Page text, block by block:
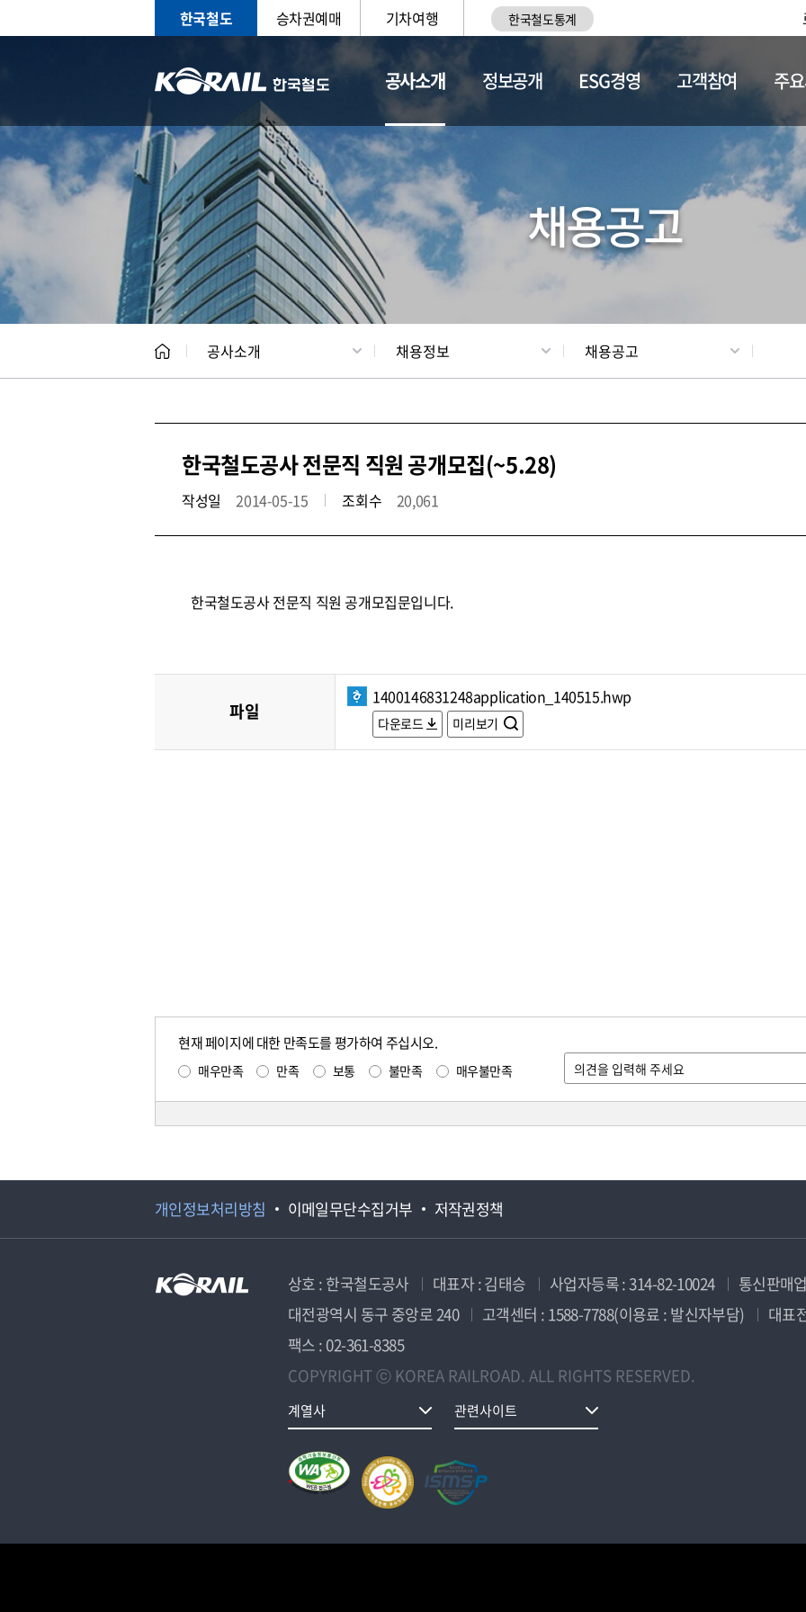
한국철도 승차권예매 기차여행 한국철도통계
공사소개
CEO 일반현황 채용정보
정보공개 ESG경영 고객참여 주
채용공고
공사소개 채용정보 채용공고
한국철도공사 전문직 직원 공개모집(~5.28)
작성일 2014-05-15 조회수 20,061
한국철도공사 전문직 직원 공개모집문입니다.
파일
1400146831248application_140515.hwp
다운로드 미리보기
현재 페이지에 대한 만족도를 평가하여 주십시오.
매우만족 만족 보통 불만족 매우불만족
개인정보처리방침 이메일무단수집거부 저작권정책
상호 : 한국철도공사 대표자 : 김태승 사업자등록 : 314-82-10024
통신판매
대전광역시 동구 중앙로 240
고객센터 : 1588-7788(이용료 : 발신자부담)
대표
팩스 : 02-361-8385
COPYRIGHT ⓒ KOREA RAILROAD. ALL RIGHTS RESERVED.
계열사 관련사이트